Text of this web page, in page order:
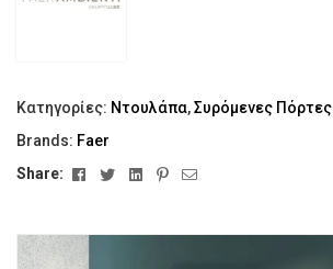
Κατηγορίες: Ντουλάπα,Συρόμενες Πόρτες
Brands: Faer
Share:
FacebookTwitterLinkedinPinterest
Email